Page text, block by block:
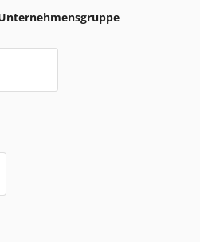
lassen – Frische garantiert
nach Hause bringen und
sorgt dafür, dass deine Produkte
bei dir ankommen. So sparst du
dass Qualität bei Combi an
Stelle steht.
du vertrauen kannst
Marken, die für beste